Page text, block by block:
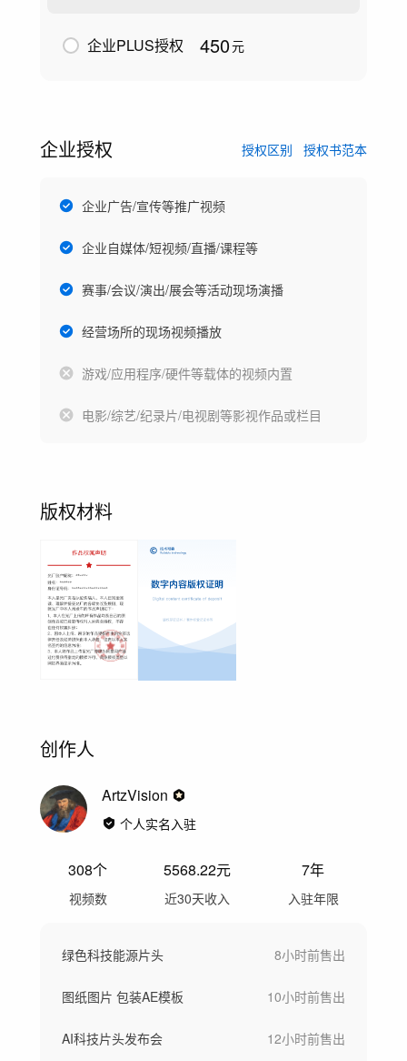
企业PLUS授权 450元
企业授权 授权区别 授权书范本
企业广告/宣传等推广视频
企业自媒体/短视频/直播/课程等
赛事/会议/演出/展会等活动现场演播
经营场所的现场视频播放
游戏/应用程序/硬件等载体的视频内置
电影/综艺/纪录片/电视剧等影视作品或栏目
版权材料
创作人
ArtzVision
个人实名入驻
308个
视频数
5568.22元
近30天收入
7年
入驻年限
绿色科技能源片头 8小时前售出
图纸图片 包装AE模板 10小时前售出
AI科技片头发布会 12小时前售出